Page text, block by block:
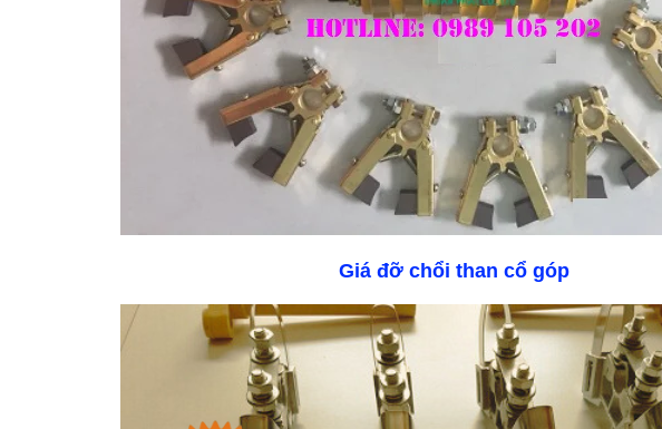
Giá đỡ chổi than cổ góp